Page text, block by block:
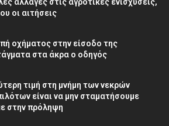
οι αιτήσεις
οχήματος στην είσοδο της
στα άκρα ο οδηγός
τιμή στη μνήμη των νεκρών
είναι να μην σταματήσουμε
στην πρόληψη